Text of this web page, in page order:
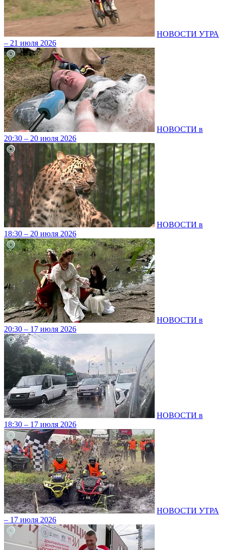
НОВОСТИ УТРА
– 21 июля 2026
НОВОСТИ в
20:30 – 20 июля 2026
НОВОСТИ в
18:30 – 20 июля 2026
НОВОСТИ в
20:30 – 17 июля 2026
НОВОСТИ в
18:30 – 17 июля 2026
НОВОСТИ УТРА
– 17 июля 2026